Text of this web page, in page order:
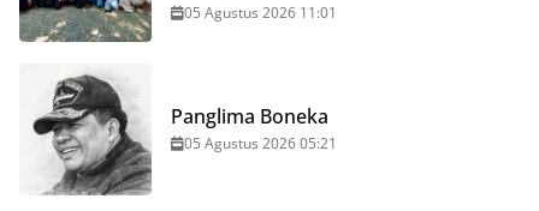
05 Agustus 2026 11:01
Panglima Boneka
05 Agustus 2026 05:21